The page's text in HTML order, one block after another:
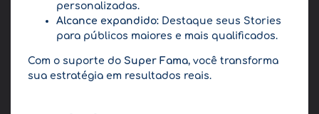
personalizadas.
Alcance expandido: Destaque seus Stories
para públicos maiores e mais qualificados.
Com o suporte do Super Fama, você transforma
sua estratégia em resultados reais.